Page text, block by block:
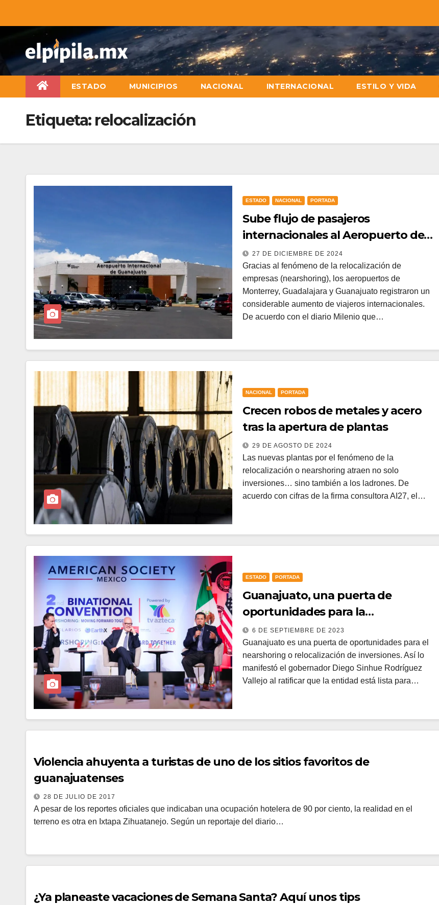
ESTADO MUNICIPIOS NACIONAL INTERNACIONAL ESTILO Y VIDA
Etiqueta: relocalización
ESTADO NACIONAL PORTADA
Sube flujo de pasajeros
internacionales al Aeropuerto de
Guanajuato
27 DE DICIEMBRE DE 2024
Gracias al fenómeno de la relocalización de
empresas (nearshoring), los aeropuertos de
Monterrey, Guadalajara y Guanajuato registraron un
considerable aumento de viajeros internacionales.
De acuerdo con el diario Milenio que…
NACIONAL PORTADA
Crecen robos de metales y acero
tras la apertura de plantas
29 DE AGOSTO DE 2024
Las nuevas plantas por el fenómeno de la
relocalización o nearshoring atraen no solo
inversiones… sino también a los ladrones. De
acuerdo con cifras de la firma consultora AI27, el…
ESTADO PORTADA
Guanajuato, una puerta de
oportunidades para la
relocalización
6 DE SEPTIEMBRE DE 2023
Guanajuato es una puerta de oportunidades para el
nearshoring o relocalización de inversiones. Así lo
manifestó el gobernador Diego Sinhue Rodríguez
Vallejo al ratificar que la entidad está lista para…
Violencia ahuyenta a turistas de uno de los sitios favoritos de
guanajuatenses
28 DE JULIO DE 2017
A pesar de los reportes oficiales que indicaban una ocupación hotelera de 90 por ciento, la realidad en el
terreno es otra en Ixtapa Zihuatanejo. Según un reportaje del diario…
¿Ya planeaste vacaciones de Semana Santa? Aquí unos tips